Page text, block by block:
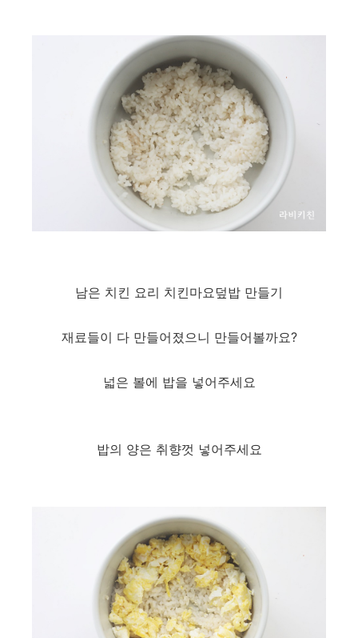
남은 치킨 요리 치킨마요덮밥 만들기
재료들이 다 만들어졌으니 만들어볼까요?
넓은 볼에 밥을 넣어주세요
밥의 양은 취향껏 넣어주세요